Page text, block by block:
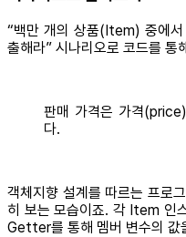
“백만 개의 상품(Item) 중에
출해라” 시나리오로 코드를 통
판매 가격은 가격
다.
객체지향 설계를 따르는 프로
히 보는 모습이죠. 각 Item 인
Getter를 통해 멤버 변수의 값